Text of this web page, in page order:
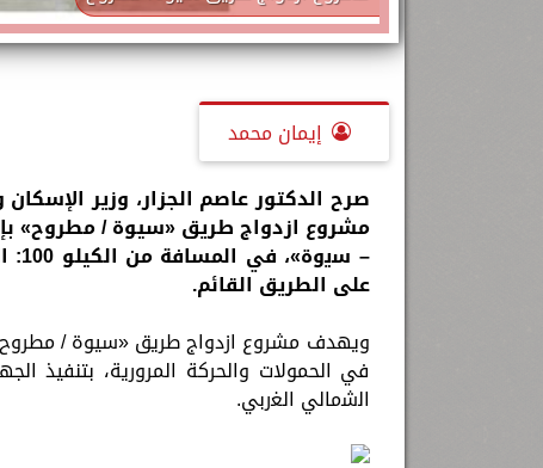
إيمان محمد
على الطريق القائم.
ويهدف مشروع ازدواج طريق «سيوة / مطروح»
في الحمولات والحركة المرورية، بتنفيذ
ﺍﻟﺷﻣﺎلي ﺍﻟﻐﺭبي.